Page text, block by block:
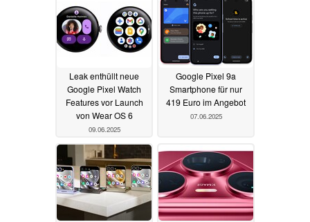
11.06.2025
Leak enthüllt neue
Google Pixel Watch
Features vor Launch
von Wear OS 6
09.06.2025
Google Pixel 9a
Smartphone für nur
419 Euro im Angebot
07.06.2025